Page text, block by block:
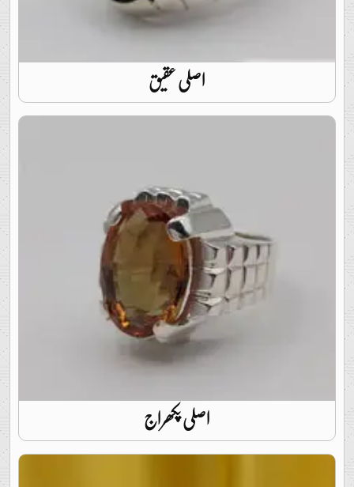
اصلی عقیق
اصلی پکھراج